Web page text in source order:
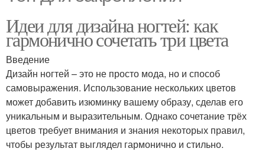
Идеи для дизайна ногтей: как
гармонично сочетать три цвета
Введение
Дизайн ногтей – это не просто мода, но и способ
самовыражения. Использование нескольких цветов
может добавить изюминку вашему образу, сделав его
уникальным и выразительным. Однако сочетание трёх
цветов требует внимания и знания некоторых правил,
чтобы результат выглядел гармонично и стильно.